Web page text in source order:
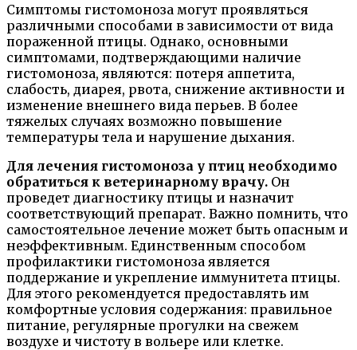
Симптомы гистомоноза могут проявляться
различными способами в зависимости от вида
пораженной птицы. Однако, основными
симптомами, подтверждающими наличие
гистомоноза, являются: потеря аппетита,
слабость, диарея, рвота, снижение активности и
изменение внешнего вида перьев. В более
тяжелых случаях возможно повышение
температуры тела и нарушение дыхания.
Для лечения гистомоноза у птиц необходимо
обратиться к ветеринарному врачу. Он
проведет диагностику птицы и назначит
соответствующий препарат. Важно помнить, что
самостоятельное лечение может быть опасным и
неэффективным. Единственным способом
профилактики гистомоноза является
поддержание и укрепление иммунитета птицы.
Для этого рекомендуется предоставлять им
комфортные условия содержания: правильное
питание, регулярные прогулки на свежем
воздухе и чистоту в вольере или клетке.